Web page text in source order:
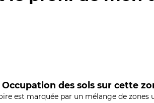
Occupation des sols sur cette
est marquée par un mélange de zones